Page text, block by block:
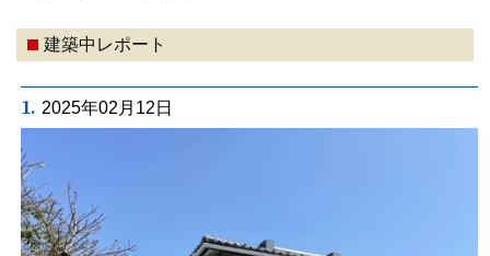
建築中レポート
1. 2025年02月12日